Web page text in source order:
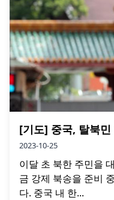
[기도] 중국, 탈북
2023-10-25
이달 초 북한 주민을
금 강제 북송을 준비
다. 중국 내 한...